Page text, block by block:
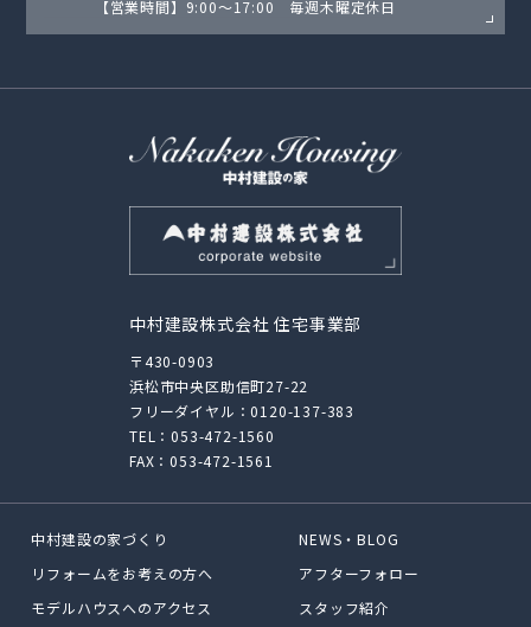
【営業時間】9:00〜17:00 毎週木曜定休日
中村建設株式会社 住宅事業部
〒430-0903
浜松市中央区助信町27-22
フリーダイヤル：0120-137-383
TEL：053-472-1560
FAX：053-472-1561
中村建設の家づくり
リフォームをお考えの方へ
モデルハウスへのアクセス
NEWS・BLOG
アフターフォロー
スタッフ紹介